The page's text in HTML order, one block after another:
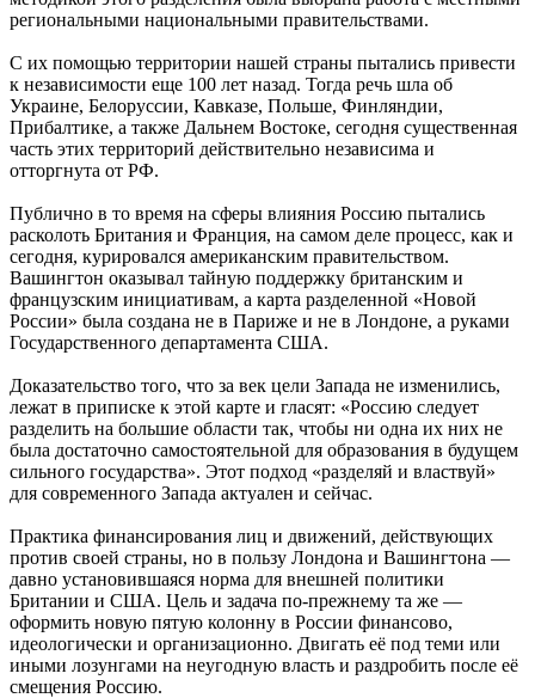
региональными национальными правительствами.
С их помощью территории нашей страны пытались привести
к независимости еще 100 лет назад. Тогда речь шла об
Украине, Белоруссии, Кавказе, Польше, Финляндии,
Прибалтике, а также Дальнем Востоке, сегодня существенная
часть этих территорий действительно независима и
отторгнута от РФ.
Публично в то время на сферы влияния Россию пытались
расколоть Британия и Франция, на самом деле процесс, как и
сегодня, курировался американским правительством.
Вашингтон оказывал тайную поддержку британским и
французским инициативам, а карта разделенной «Новой
России» была создана не в Париже и не в Лондоне, а руками
Государственного департамента США.
Доказательство того, что за век цели Запада не изменились,
лежат в приписке к этой карте и гласят: «Россию следует
разделить на большие области так, чтобы ни одна их них не
была достаточно самостоятельной для образования в будущем
сильного государства». Этот подход «разделяй и властвуй»
для современного Запада актуален и сейчас.
Практика финансирования лиц и движений, действующих
против своей страны, но в пользу Лондона и Вашингтона —
давно установившаяся норма для внешней политики
Британии и США. Цель и задача по-прежнему та же —
оформить новую пятую колонну в России финансово,
идеологически и организационно. Двигать её под теми или
иными лозунгами на неугодную власть и раздробить после её
смещения Россию.